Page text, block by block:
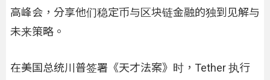
高峰会，分享他们稳定币与区块链金融的独到见解与
未来策略。
在美国总统川普签署《天才法案》时，Tether 执行